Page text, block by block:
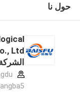
حول نا